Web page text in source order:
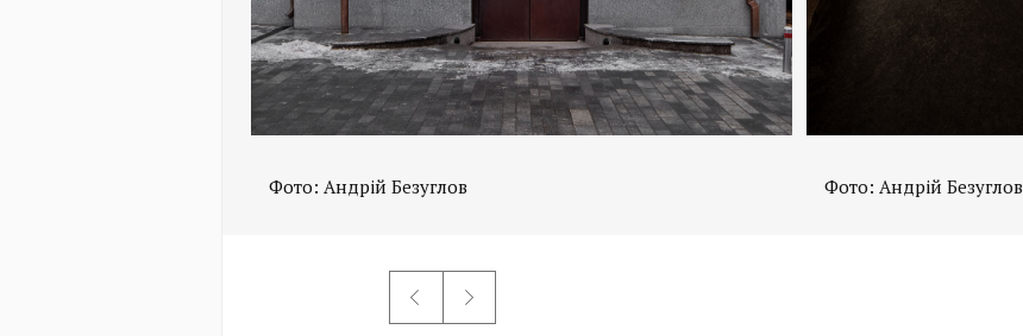
Фото: Андрій Безуглов Фото: Андрій Безуглов